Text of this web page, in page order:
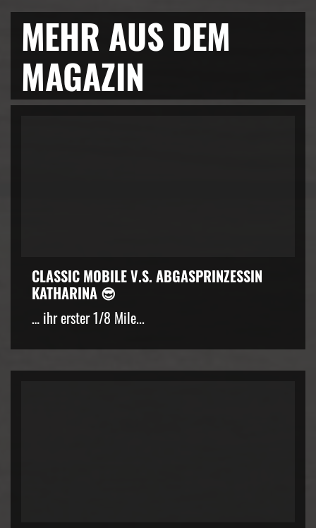
MEHR AUS DEM
MAGAZIN
CLASSIC MOBILE V.S. ABGASPRINZESSIN
KATHARINA 😎
… ihr erster 1/8 Mile...